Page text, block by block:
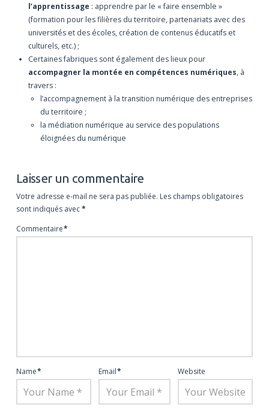
l’apprentissage : apprendre par le « faire ensemble »
(formation pour les filières du territoire, partenariats avec des
universités et des écoles, création de contenus éducatifs et
culturels, etc.) ;
Certaines fabriques sont également des lieux pour
accompagner la montée en compétences numériques, à
travers :
l’accompagnement à la transition numérique des entreprises
du territoire ;
la médiation numérique au service des populations
éloignées du numérique
Laisser un commentaire
Votre adresse e-mail ne sera pas publiée. Les champs obligatoires
sont indiqués avec*
Commentaire*
Name* Email* Website